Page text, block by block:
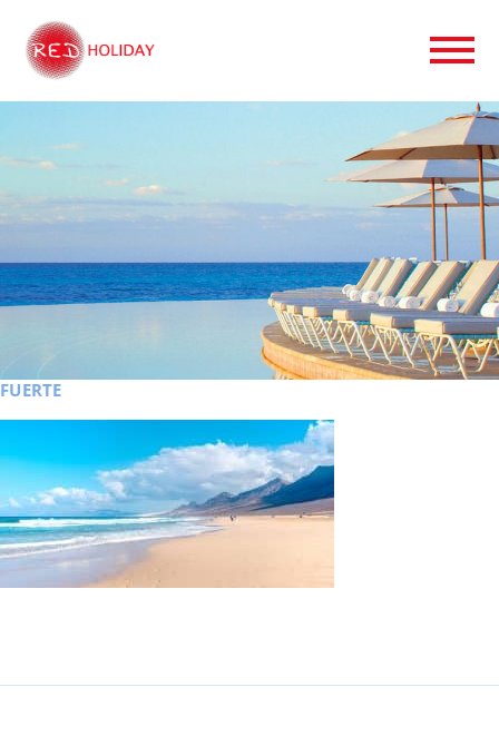
FUERTE